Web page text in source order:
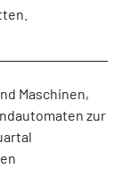
Maschinen,
zur